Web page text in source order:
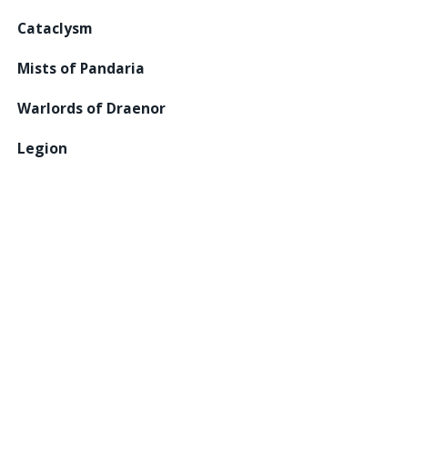
Cataclysm
Mists of Pandaria
Warlords of Draenor
Legion